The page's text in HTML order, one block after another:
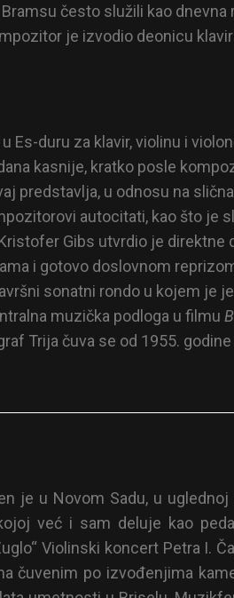
često služili kao
je izvodio deonicu
u Es-duru za klavir, violinu i
kasnije, kratko posle
predstavlja, u odnosu na
autocitati, kao što je
Gibs utvrdio je
i gotovo doslovnom
sonatni rondo u kojem je
muzička podloga u filmu
Trija čuva se od 1955.
je u Novom Sadu, u
već i sam deluje kao
Violinski koncert Petra I.
čuvenim po izvođenjima